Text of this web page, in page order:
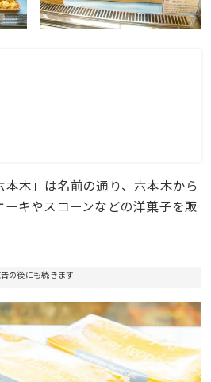
本木」は名前の通り、六本木から
キやスコーンなどの洋菓子を販
の後にも続きます